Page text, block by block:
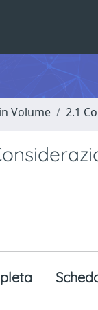
Volume 2.1